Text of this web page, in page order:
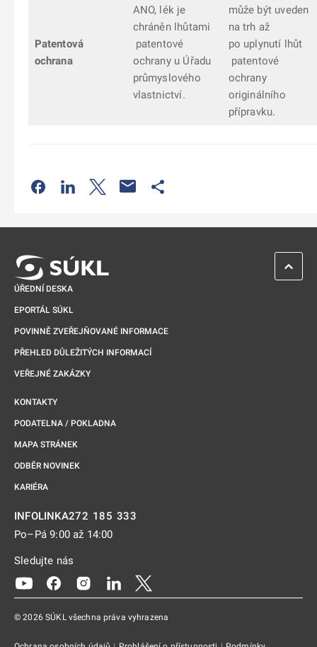
Patentová
ochrana
ANO, lék je
chráněn lhůtami
patentové
ochrany u Úřadu
průmyslového
vlastnictví.
může být uveden
na trh až
po uplynutí lhůt
patentové
ochrany
originálního
přípravku.
Odkaz se otevře na nové kartě
Odkaz se otevře na nové kartě
Odkaz se otevře na nové kartě
ÚŘEDNÍ DESKA
EPORTÁL SÚKL
POVINNĚ ZVEŘEJŇOVANÉ INFORMACE
PŘEHLED DŮLEŽITÝCH INFORMACÍ
VEŘEJNÉ ZAKÁZKY
KONTAKTY
PODATELNA / POKLADNA
MAPA STRÁNEK
ODBĚR NOVINEK
KARIÉRA
INFOLINKA272 185 333
Po–Pá 9:00 až 14:00
Sledujte nás
Odkaz se otevře na nové kartě
Odkaz se otevře na nové kartě
Odkaz se otevře na nové kartě
Odkaz se otevře na nové kartě
© 2026 SÚKL všechna práva vyhrazena
ZPĚT